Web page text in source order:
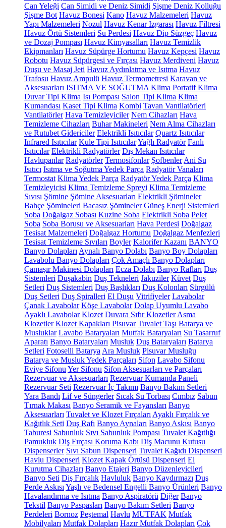
Can Yeleği Can Simidi ve Deniz Simidi Şişme Deniz Kolluğu
Şişme Bot Havuz Bonesi Kano Havuz Malzemeleri Havuz
Yapı Malzemeleri Nozul Havuz Kenar Izgarası Havuz Filtresi
Havuz Örtü Sistemleri Su Perdesi Havuz Dip Süzgeç Havuz
ve Dozaj Pompası Havuz Kimyasalları Havuz Temizlik
Ekipmanları Havuz Süpürge Hortumu Havuz Kepçesi Havuz
Robotu Havuz Süpürgesi ve Fırçası Havuz Merdiveni Havuz
Duşu ve Masaj Jeti Havuz Aydınlatma ve Isıtma Havuz
Trafosu Havuz Ampulü Havuz Termometresi Karavan ve
Aksesuarları ISITMA VE SOĞUTMA Klima Portatif Klima
Duvar Tipi Klima Isı Pompası Salon Tipi Klima Klima
Kumandası Kaset Tipi Klima Kombi Tavan Vantilatörleri
Vantilatörler Hava Temizleyiciler Nem Cihazları Hava
Temizleme Cihazları Buhar Makineleri Nem Alma Cihazları
ve Rutubet Gidericiler Elektrikli Isıtıcılar Quartz Isıtıcılar
Infrared Isıtıcılar Kule Tipi IsıtıcılarYağlı Radyatör Fanlı
Isıtıcılar Elektrikli Radyatörler Dış Mekan Isıtıcılar
Havlupanlar Radyatörler Termosifonlar Şofbenler Ani Su
Isıtıcı Isıtma ve Soğutma Yedek Parça Radyatör Vanaları
Termostat Klima Yedek Parça Radyatör Yedek Parça Klima
Temizleyicisi Klima Temizleme Spreyi Klima Temizleme
Sıvısı Şömine Şömine Aksesuarları Elektrikli Şömineler
Bahçe Şömineleri Bacasız Şömineler Güneş Enerji Sistemleri
Soba Doğalgaz Sobası Kuzine Soba Elektrikli Soba Pelet
Soba Soba Borusu ve Aksesuarları Hava Perdesi Doğalgaz
Tesisat Malzemeleri Doğalgaz Hortumu Doğalgaz Menfezleri
Tesisat Temizleme Sıvıları Boyler Kalorifer Kazanı BANYO
Banyo Dolapları Aynalı Banyo Dolabı Banyo Boy Dolapları
Lavabolu Banyo Dolapları Çok Amaçlı Banyo Dolapları
Çamaşır Makinesi Dolapları Ecza Dolabı Banyo Rafları Duş
Sistemleri Duşakabin Duş Tekneleri Jakuziler Küvet Duş
Setleri Duş Sistemleri Duş Başlıkları Duş Kolonları Sürgülü
Duş Setleri Duş Spiralleri El Duşu Vitrifiyeler Lavabolar
Çanak Lavabolar Köşe Lavabolar Dolap Uyumlu Lavabo
Ayaklı Lavabolar Klozet Duvara Sıfır Klozetler Asma
Klozetler Klozet Kapakları Pisuvar Tuvalet Taşı Batarya ve
Musluklar Lavabo Bataryaları Mutfak Bataryaları Su Tasarruf
Aparatı Banyo Bataryaları Musluk Duş Bataryaları Batarya
Setleri Fotoselli Batarya Ara Musluk Pisuvar Musluğu
Batarya ve Musluk Yedek Parçaları Sifon Lavabo Sifonu
Eviye Sifonu Yer Sifonu Sifon Aksesuarları ve Parçaları
Rezervuar ve Aksesuarları Rezervuar Kumanda Paneli
Rezervuar Seti Rezervuar İç Takımı Banyo Bakım Setleri
Yara Bandı Lif ve Süngerler Sıcak Su Torbası Cımbız Sabun
Tırnak Makası Banyo Seramik ve Fayansları Banyo
Aksesuarları Tuvalet ve Klozet Fırçaları Ayaklı Fırçalık ve
Kağıtlık Seti Duş Rafı Banyo Aynaları Banyo Askısı Banyo
Taburesi Sabunluk Sıvı Sabunluk Pompası Tuvalet Kağıtlığı
Pamukluk Diş Fırçası Koruma Kabı Diş Macunu Kutusu
Dispenserler Sıvı Sabun Dispenseri Tuvalet Kağıdı Dispenseri
Havlu Dispenseri Klozet Kapak Örtüsü Dispenseri El
Kurutma Cihazları Banyo Etajeri Banyo Düzenleyicileri
Banyo Seti Diş Fırçalık Havluluk Banyo Kaydırmazı Duş
Perde Askısı Yaşlı ve Bedensel Engelli Banyo Ürünleri Banyo
Havalandırma ve Isıtma Banyo Aspiratörü Diğer Banyo
Tekstil Banyo Paspasları Banyo Bakım Setleri Banyo
Perdeleri Bornoz Peştemal Havlu MUTFAK Mutfak
Mobilyaları Mutfak Dolapları Hazır Mutfak Dolapları Çok